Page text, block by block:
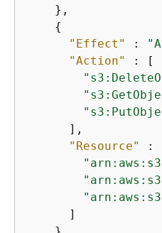
    },
{
"Effect"
:
"Action"
: [
      ],
"Resource"
:
      ]